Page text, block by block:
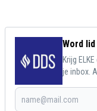
Word
Krijg
je inbox.